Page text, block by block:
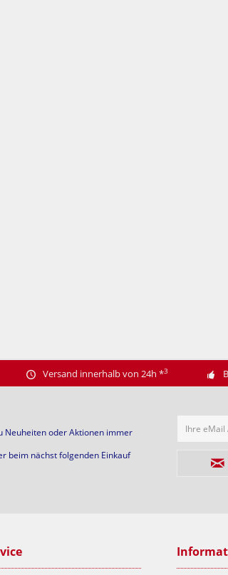
Versand innerhalb von 24h *3
Neuheiten oder Aktionen immer
beim nächst folgenden Einkauf
Ihre eMail